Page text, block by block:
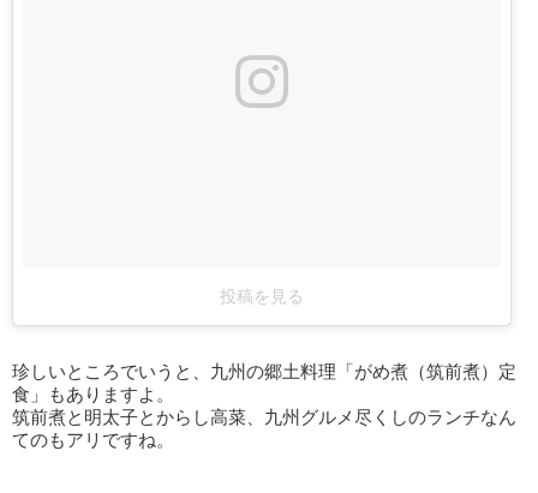
投稿を見る
珍しいところでいうと、九州の郷土料理「がめ煮（筑前煮）定
食」もありますよ。
筑前煮と明太子とからし高菜、九州グルメ尽くしのランチなん
てのもアリですね。